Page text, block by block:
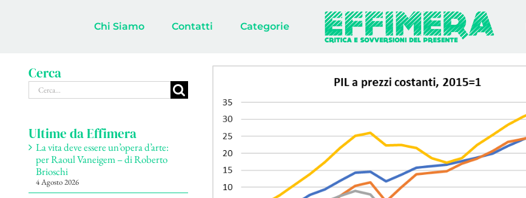
Chi Siamo Contatti Categorie
Cerca
Cerca
per:
Ultime da Effimera
La vita deve essere un’opera d’arte:
per Raoul Vaneigem – di Roberto
Brioschi
4 Agosto 2026